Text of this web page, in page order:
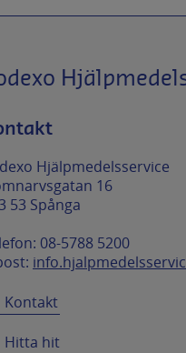
Hjälpmedelsservice
16
53 Spånga
08-5788 5200
Kontakt
Hitta hit